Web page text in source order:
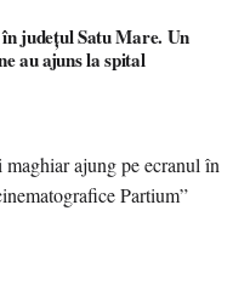
județul Satu Mare. Un
au ajuns la spital